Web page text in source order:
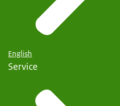
English
Service